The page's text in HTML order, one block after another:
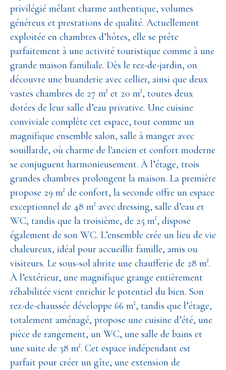
privilégié mêlant charme authentique, volumes
généreux et prestations de qualité. Actuellement
exploitée en chambres d’hôtes, elle se prête
parfaitement à une activité touristique comme à une
grande maison familiale. Dès le rez-de-jardin, on
découvre une buanderie avec cellier, ainsi que deux
vastes chambres de 27 m² et 20 m², toutes deux
dotées de leur salle d’eau privative. Une cuisine
conviviale complète cet espace, tout comme un
magnifique ensemble salon, salle à manger avec
souillarde, où charme de l'ancien et confort moderne
se conjuguent harmonieusement. À l’étage, trois
grandes chambres prolongent la maison. La première
propose 29 m² de confort, la seconde offre un espace
exceptionnel de 48 m² avec dressing, salle d’eau et
WC, tandis que la troisième, de 25 m², dispose
également de son WC. L’ensemble crée un lieu de vie
chaleureux, idéal pour accueillir famille, amis ou
visiteurs. Le sous-sol abrite une chaufferie de 28 m².
À l’extérieur, une magnifique grange entièrement
réhabilitée vient enrichir le potentiel du bien. Son
rez-de-chaussée développe 66 m², tandis que l’étage,
totalement aménagé, propose une cuisine d’été, une
pièce de rangement, un WC, une salle de bains et
une suite de 38 m². Cet espace indépendant est
parfait pour créer un gîte, une extension de